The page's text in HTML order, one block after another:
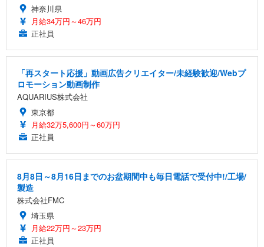
神奈川県
月給34万円～46万円
正社員
「再スタート応援」動画広告クリエイター/未経験歓迎/Webプ
ロモーション動画制作
AQUARIUS株式会社
東京都
月給32万5,600円～60万円
正社員
8月8日～8月16日までのお盆期間中も毎日電話で受付中!/工場/
製造
株式会社FMC
埼玉県
月給22万円～23万円
正社員